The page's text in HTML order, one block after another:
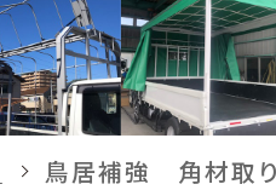
鳥居補強 角材取